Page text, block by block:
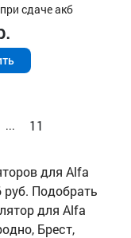
при сдаче акб
... 11
для Alfa
руб. Подобрать
для Alfa
Брест,